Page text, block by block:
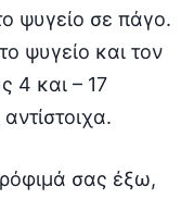
ψυγείο σε πάγο.
ψυγείο και τον
4 και – 17
σας έξω,